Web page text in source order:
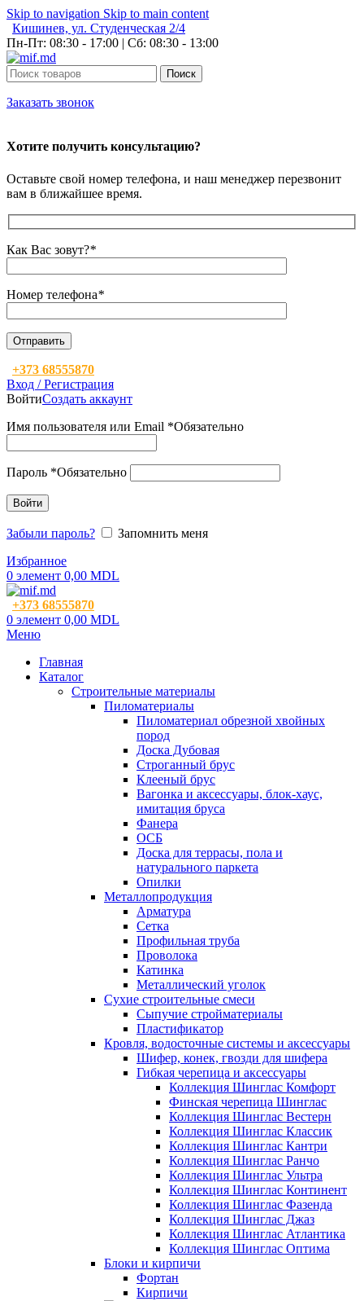
Skip to navigation Skip to main content
Кишинев, ул. Студенческая 2/4
Пн-Пт: 08:30 - 17:00 | Сб: 08:30 - 13:00
Поиск
Заказать звонок
Хотите получить консультацию?
Оставьте свой номер телефона, и наш менеджер перезвонит
вам в ближайшее время.
Как Вас зовут?*
Номер телефона*
+373 68555870
Вход / Регистрация
ВойтиСоздать аккаунт
Имя пользователя или Email *Обязательно
Пароль *Обязательно
Войти
Забыли пароль?
Запомнить меня
Избранное
0 элемент 0,00 MDL
+373 68555870
0 элемент 0,00 MDL
Меню
Главная
Каталог
Строительные материалы
Пиломатериалы
Пиломатериал обрезной хвойных
пород
Доска Дубовая
Строганный брус
Клееный брус
Вагонка и аксессуары, блок-хаус,
имитация бруса
Фанера
ОСБ
Доска для террасы, пола и
натурального паркета
Опилки
Металлопродукция
Арматура
Сетка
Профильная труба
Проволока
Катинка
Металлический уголок
Сухие строительные смеси
Сыпучие стройматериалы
Пластификатор
Кровля, водосточные системы и аксессуары
Шифер, конек, гвозди для шифера
Гибкая черепица и аксессуары
Коллекция Шинглас Комфорт
Финская черепица Шинглас
Коллекция Шинглас Вестерн
Коллекция Шинглас Классик
Коллекция Шинглас Кантри
Коллекция Шинглас Ранчо
Коллекция Шинглас Ультра
Коллекция Шинглас Континент
Коллекция Шинглас Фазенда
Коллекция Шинглас Джаз
Коллекция Шинглас Атлантика
Коллекция Шинглас Оптима
Блоки и кирпичи
Фортан
Кирпичи